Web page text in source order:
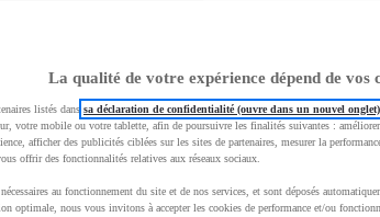
La qualité de votre expérience dépend de vos
listés dans sa déclaration de confidentialité (ouvre dans un nouvel onglet)
votre mobile ou votre tablette, afin de poursuivre les finalités suivantes :
afficher des publicités ciblées sur les sites de partenaires, mesurer la
offrir des fonctionnalités relatives aux réseaux sociaux.
au fonctionnement du site et de nos services, et sont déposés
optimale, nous vous invitons à accepter les cookies de performance et/ou